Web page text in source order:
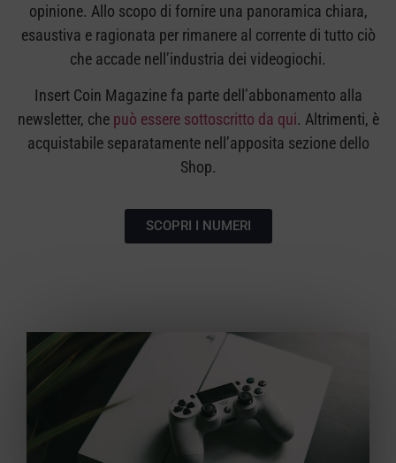
opinione. Allo scopo di fornire una panoramica chiara,
esaustiva e ragionata per rimanere al corrente di tutto ciò
che accade nell’industria dei videogiochi.
Insert Coin Magazine fa parte dell’abbonamento alla
newsletter, che può essere sottoscritto da qui. Altrimenti, è
acquistabile separatamente nell’apposita sezione dello
Shop.
SCOPRI I NUMERI